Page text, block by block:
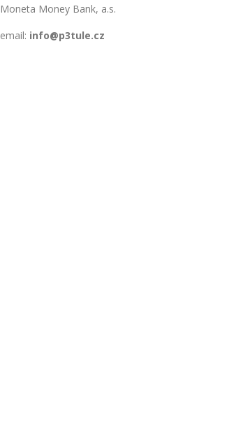
Moneta Money Bank, a.s.
email: info@p3tule.cz